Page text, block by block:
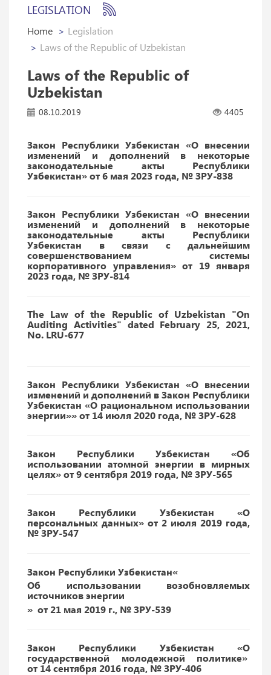
LEGISLATION
Home
Legislation
Laws of the Republic of Uzbekistan
Laws of the Republic of
Uzbekistan
08.10.2019 4405
Закон Республики Узбекистан «О внесении
изменений и дополнений в некоторые
законодательные акты Республики
Узбекистан» от 6 мая 2023 года, № ЗРУ-838
Закон Республики Узбекистан «О внесении
изменений и дополнений в некоторые
законодательные акты Республики
Узбекистан в связи с дальнейшим
совершенствованием системы
корпоративного управления» от 19 января
2023 года, № ЗРУ-814
The Law of the Republic of Uzbekistan "On
Auditing Activities" dated February 25, 2021,
No. LRU-677
Закон Республики Узбекистан «О внесении
изменений и дополнений в Закон Республики
Узбекистан «О рациональном использовании
энергии»» от 14 июля 2020 года, № ЗРУ-628
Закон Республики Узбекистан «Об
использовании атомной энергии в мирных
целях» от 9 сентября 2019 года, № ЗРУ-565
Закон Республики Узбекистан «О
персональных данных» от 2 июля 2019 года,
№ ЗРУ-547
Закон Республики Узбекистан«
Об использовании возобновляемых
источников энергии
» от 21 мая 2019 г., № ЗРУ-539
Закон Республики Узбекистан «О
государственной молодежной политике»
от 14 сентября 2016 года, № ЗРУ-406